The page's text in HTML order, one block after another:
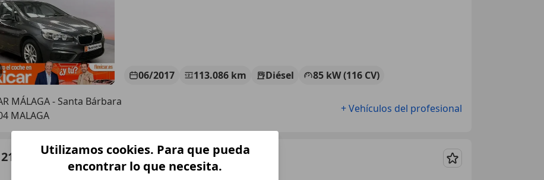
06/2017 113.086 km Diésel
85 kW (116 CV)
MÁLAGA - Santa Bárbara
MALAGA
+ Vehículos del profesional
Guardar
Utilizamos cookies. Para que pueda
encontrar lo que necesita.